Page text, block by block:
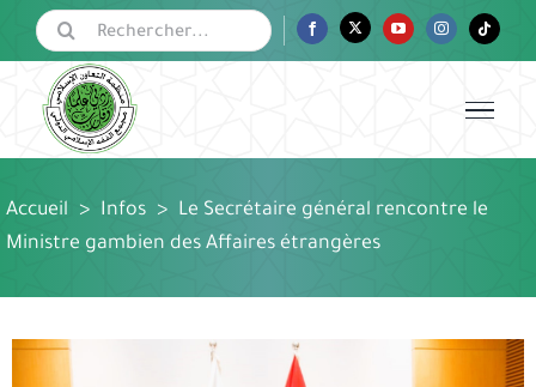
Passer
contenu
Rechercher:
FacebookTwitter YouTubeInstagramTiktok
Accueil > Infos > Le Secrétaire général rencontre le
Ministre gambien des Affaires étrangères